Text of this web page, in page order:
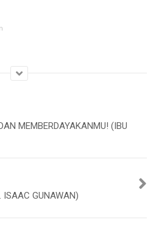
MEMBERDAYAKANMU! (IBU
ISAAC GUNAWAN)